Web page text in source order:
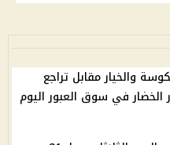
والخيار مقابل تراجع
في سوق العبور اليوم